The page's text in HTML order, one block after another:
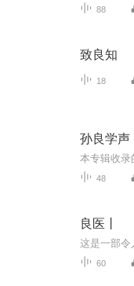
88
致良知
18
孙良学声
48
良医丨
60